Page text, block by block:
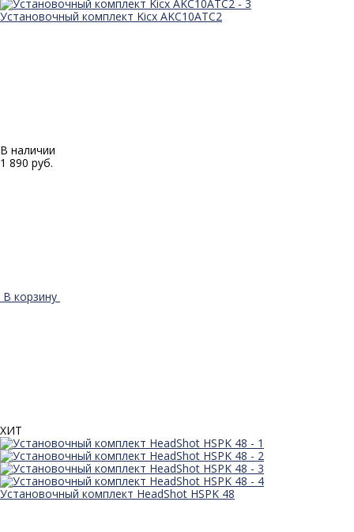
Установочный комплект Kicx AKC10ATC2
В наличии
1 890 руб.
В корзину
ХИТ
Установочный комплект HeadShot HSPK 48